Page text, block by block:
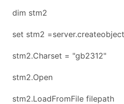
dim stm2
set stm2
stm2.Charset = "gb2312"
stm2.Open
stm2.LoadFromFile filepath